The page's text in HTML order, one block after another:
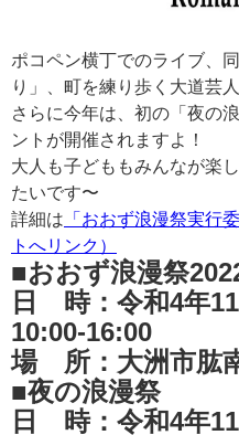
ポコペン横丁でのライブ、
り」、町を練り歩く大道芸
さらに今年は、初の「夜の
ントが開催されますよ！
大人も子どももみんなが楽
たいです〜
詳細は 「おおず浪漫祭実行
トへリンク）
■おおず浪漫祭
日 時：令和4年11
10:00-16:00
場 所：大洲市肱
■夜の浪漫祭
日 時：令和4年11